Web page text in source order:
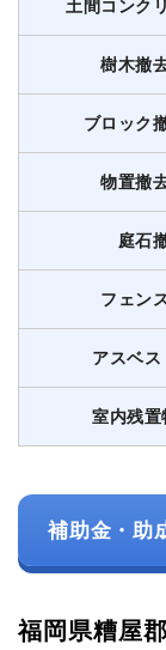
土間コンク
樹木撤
ブロック
物置撤
庭石
フェン
アスベス
室内残置
補助金・助
福岡県糟屋